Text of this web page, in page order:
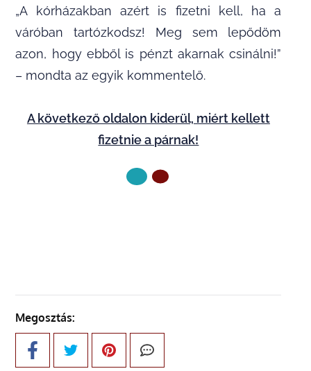
„A kórházakban azért is fizetni kell, ha a
váróban tartózkodsz! Meg sem lepődöm
azon, hogy ebből is pénzt akarnak csinálni!”
– mondta az egyik kommentelő.
A következő oldalon kiderül, miért kellett
fizetnie a párnak!
Megosztás: